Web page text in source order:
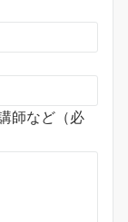
師など（必